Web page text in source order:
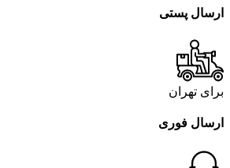
ارسال پستی
برای تهران
ارسال فوری